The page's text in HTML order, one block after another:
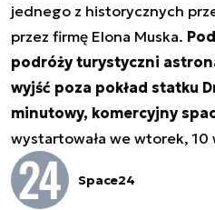
jednego z historycznych
przez firmę Elona Muska.
podróży turystyczni
wyjść poza pokład statku
minutowy, komercyjny
wystartowała we wtorek, 10
Space24